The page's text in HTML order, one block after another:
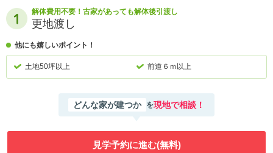
解体費用不要！古家があっても解体後引渡し
更地渡し
他にも嬉しいポイント！
土地50坪以上 前道６ｍ以上
どんな家が建つか を現地で相談！
見学予約に進む(無料)